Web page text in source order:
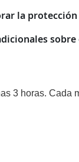
la
sobre
3 horas. Cada